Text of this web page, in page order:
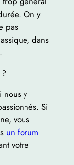
On y
pas
dans
?
nous y
Si
vous
un forum
votre